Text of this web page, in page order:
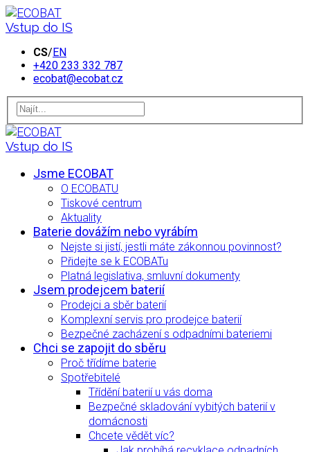
Vstup do IS
CS/EN
+420 233 332 787
ecobat@ecobat.cz
Vstup do IS
Jsme ECOBAT
O ECOBATU
Tiskové centrum
Aktuality
Baterie dovážím nebo vyrábím
Nejste si jistí, jestli máte zákonnou povinnost?
Přidejte se k ECOBATu
Platná legislativa, smluvní dokumenty
Jsem prodejcem baterií
Prodejci a sběr baterií
Komplexní servis pro prodejce baterií
Bezpečné zacházení s odpadními bateriemi
Chci se zapojit do sběru
Proč třídíme baterie
Spotřebitelé
Třídění baterií u vás doma
Bezpečné skladování vybitých baterií v
domácnosti
Chcete vědět víc?